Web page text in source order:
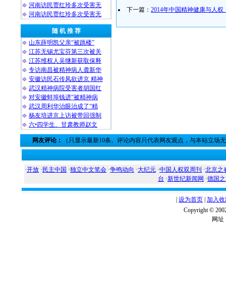
河南访民贾红玲多次受害无
河南访民贾红玲多次受害无
随 机 推 荐
山东薛明凯父亲“被跳楼”
江苏无锡尤宝芬第三次被关
江苏维权人吴继新获取保释
专访南昌被精神病人龚新华
安徽访民石传凤欲进京 精神
武汉精神病院受害者胡国红
对安徽蚌埠钱进“被精神病
武汉周利华治眼治成了“精
杨友培进京上访被带回强制
六•四学生、甘肃教师赵文
下一篇： 2014年中国精神健康与人
网友评论： （只显示最新10条。评论内容只代表网友观点，与本站立场
·开放 · 民主中国 ·独立中文笔会 ·争鸣动向 ·大纪元 ·中国人权双周刊 ·北京之
台 ·新世纪新闻网 ·德国
设为首页 加入
Copyright ©
网址